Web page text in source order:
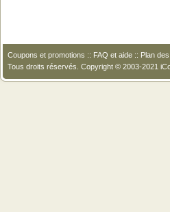
Coupons et promotions :: FAQ et aide :: Plan
Tous droits réservés. Copyright © 2003-2021